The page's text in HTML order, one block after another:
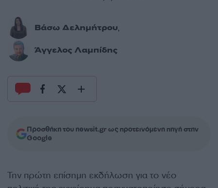
Βάσω Δελημήτρου,
Άγγελος Λαμπίδης
Προσθήκη του newsit.gr ως προτεινόμενη πηγή στην
Google
Την πρώτη επίσημη εκδήλωση για το νέο